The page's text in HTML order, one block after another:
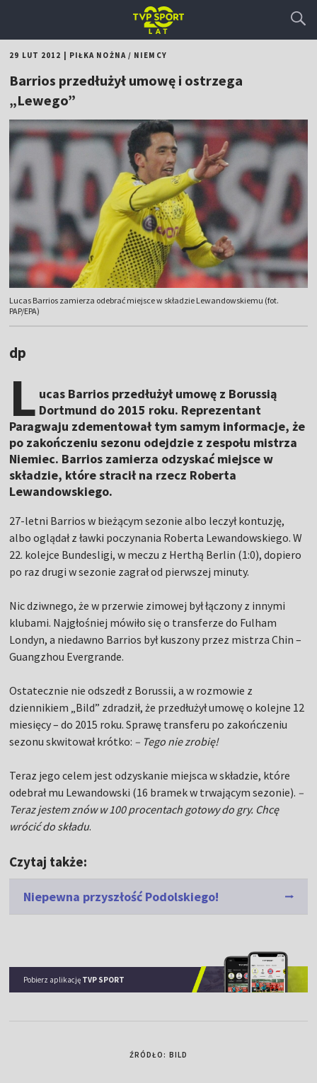
29 LUT 2012 PIŁKA NOŻNA/ NIEMCY
Barrios przedłużył umowę i ostrzega
„Lewego”
Lucas Barrios zamierza odebrać miejsce w składzie Lewandowskiemu (fot.
PAP/EPA)
dp
L ucas Barrios przedłużył umowę z Borussią
Dortmund do 2015 roku. Reprezentant
Paragwaju zdementował tym samym informacje, że
po zakończeniu sezonu odejdzie z zespołu mistrza
Niemiec. Barrios zamierza odzyskać miejsce w
składzie, które stracił na rzecz Roberta
Lewandowskiego.
27-letni Barrios w bieżącym sezonie albo leczył kontuzję,
albo oglądał z ławki poczynania Roberta Lewandowskiego. W
22. kolejce Bundesligi, w meczu z Herthą Berlin (1:0), dopiero
po raz drugi w sezonie zagrał od pierwszej minuty.
Nic dziwnego, że w przerwie zimowej był łączony z innymi
klubami. Najgłośniej mówiło się o transferze do Fulham
Londyn, a niedawno Barrios był kuszony przez mistrza Chin –
Guangzhou Evergrande.
Ostatecznie nie odszedł z Borussii, a w rozmowie z
dziennikiem „Bild” zdradził, że przedłużył umowę o kolejne 12
miesięcy – do 2015 roku. Sprawę transferu po zakończeniu
sezonu skwitował krótko: – Tego nie zrobię!
Teraz jego celem jest odzyskanie miejsca w składzie, które
odebrał mu Lewandowski (16 bramek w trwającym sezonie). –
Teraz jestem znów w 100 procentach gotowy do gry. Chcę
wrócić do składu.
Czytaj także:
Niepewna przyszłość Podolskiego!
Pobierz aplikację TVP SPORT
ŹRÓDŁO: BILD